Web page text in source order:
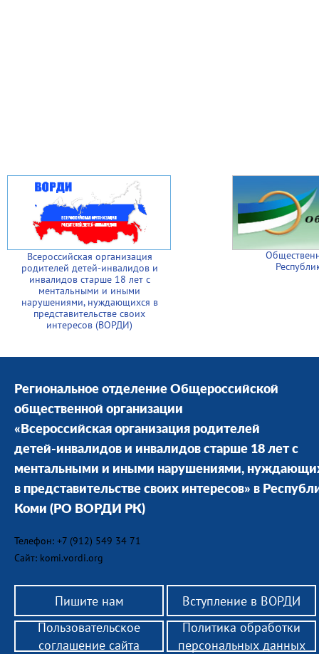
Всероссийская организация
родителей детей-инвалидов и
инвалидов старше 18 лет с
ментальными и иными
нарушениями, нуждающихся в
представительстве своих
интересов (ВОРДИ)
Региональное отделение Общероссийской
общественной организации
«Всероссийская организация родителей
детей-инвалидов и инвалидов старше 18 лет с
ментальными и иными нарушениями,
в представительстве своих интересов» в
Коми (РО ВОРДИ РК)
Телефон: +7 (912) 549 34 71
Сайт: komi.vordi.org
Пишите нам Вступление в ВОРДИ
Пользовательское
соглашение сайта
Политика обработки
персональных данных